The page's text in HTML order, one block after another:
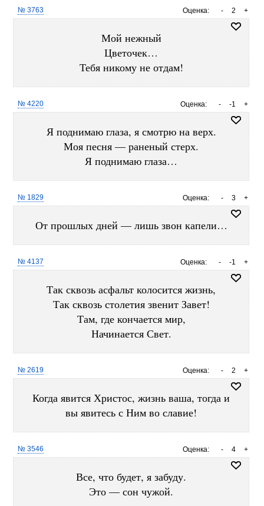
Оценка: +
2
-
№ 3763
Мой нежный
Цветочек…
Тебя никому не отдам!
Оценка: +
-1
-
№ 4220
Я поднимаю глаза, я смотрю на верх.
Моя песня — раненый стерх.
Я поднимаю глаза…
Оценка: +
3
-
№ 1829
От прошлых дней — лишь звон капели…
Оценка: +
-1
-
№ 4137
Так сквозь асфальт колосится жизнь,
Так сквозь столетия звенит Завет!
Там, где кончается мир,
Начинается Свет.
Оценка: +
2
-
№ 2619
Когда явится Христос, жизнь ваша, тогда и
вы явитесь с Ним во славие!
Оценка: +
4
-
№ 3546
Все, что будет, я забуду.
Это — сон чужой.